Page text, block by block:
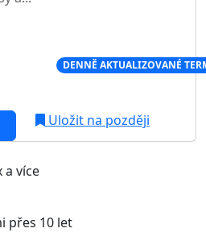
DENNĚ AKTUALIZOVANÉ
Uložit na později
a více
přes 10 let